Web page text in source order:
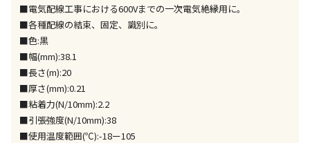
す
※ほか商品との同時購入はできません。お手数です
※支払い方法の代金引換は選択できません。
※電話注文はできません。
宅配のみでお届けする商品です（店舗受取は選択でき
ません）
■電気配線工事における600Vまでの一次電気絶縁用に。
■各種配線の結束、固定、識別に。
■色:黒
■幅(mm):38.1
■長さ(m):20
■厚さ(mm):0.21
■粘着力(N/10mm):2.2
■引張強度(N/10mm):38
■使用温度範囲(℃):-18ー105